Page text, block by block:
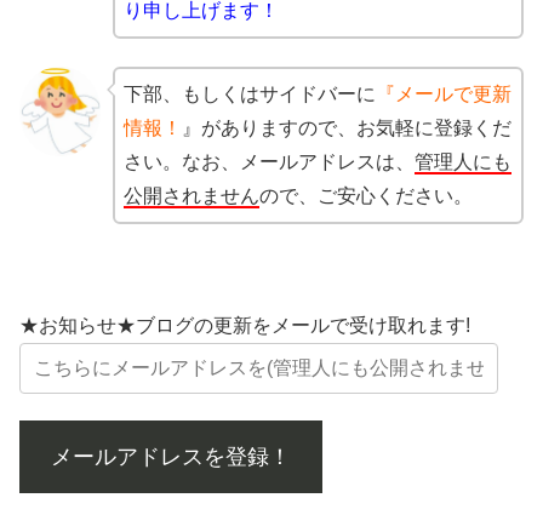
り申し上げます！
下部、もしくはサイドバーに 『メールで更新
情報！
』がありますので、お気軽に登録くだ
さい。なお、メールアドレスは、 管理人にも
公開されませんので、ご安心ください。
★お知らせ★ブログの更新をメールで受け取れます!
メールアドレスを登録！